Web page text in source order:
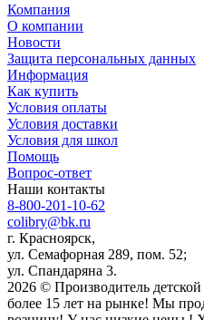
Компания
О компании
Новости
Защита персональных данных
Информация
Как купить
Условия оплаты
Условия доставки
Условия для школ
Помощь
Вопрос-ответ
Наши контакты
8-800-201-10-62
colibry@bk.ru
г. Красноярск,
ул. Семафорная 289, пом. 52;
ул. Спандаряна 3.
2026 © Производитель
более 15 лет на рынке! Мы